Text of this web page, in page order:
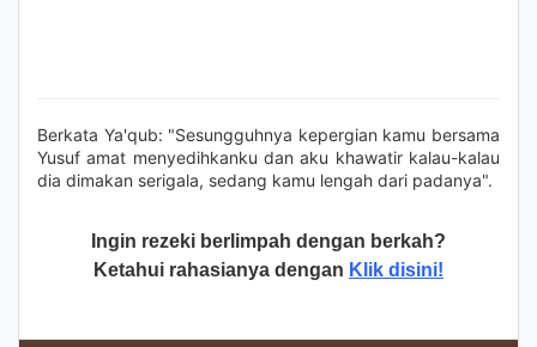
Berkata Ya'qub: "Sesungguhnya kepergian kamu bersama
Yusuf amat menyedihkanku dan aku khawatir kalau-kalau
dia dimakan serigala, sedang kamu lengah dari padanya".
Ingin rezeki berlimpah dengan berkah?
Ketahui rahasianya dengan Klik disini!